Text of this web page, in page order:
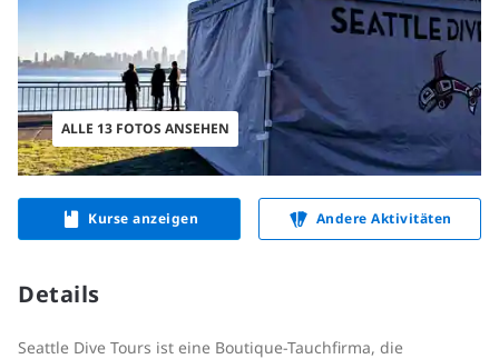
ALLE 13 FOTOS ANSEHEN
Kurse anzeigen Andere Aktivitäten
Details
Seattle Dive Tours ist eine Boutique-Tauchfirma, die